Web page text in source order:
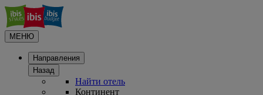
МЕНЮ
Направления
Назад
Найти отель
Континент